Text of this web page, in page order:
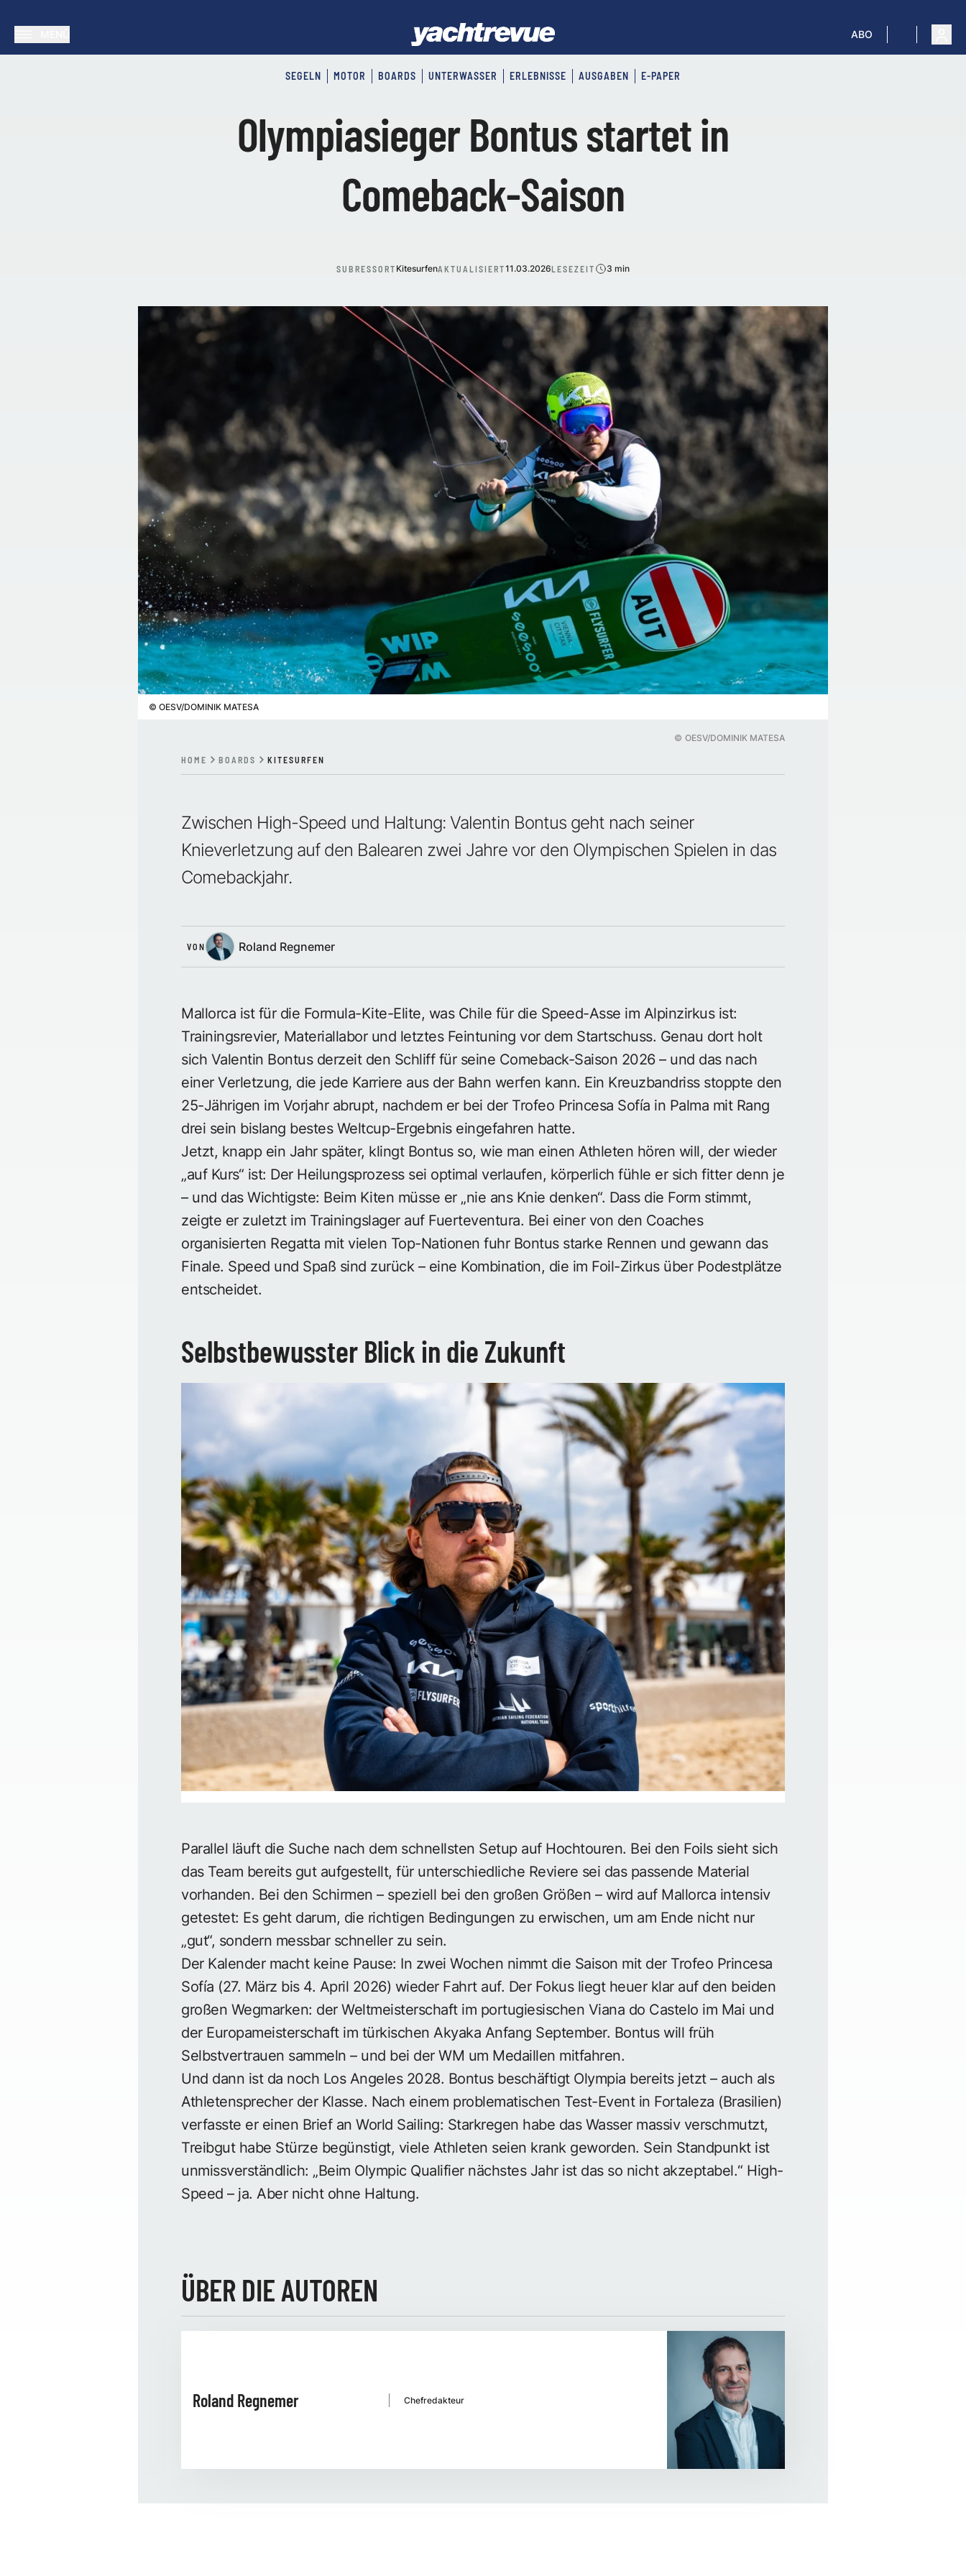
ABO
SEGELN MOTOR BOARDS UNTERWASSER ERLEBNISSE AUSGABEN E-PAPER
Olympiasieger Bontus startet in
Comeback-Saison
SUBRESSORT KitesurfenAKTUALISIERT11.03.2026LESEZEIT 3 min
© OESV/DOMINIK MATESA
© OESV/DOMINIK MATESA
HOME BOARDS KITESURFEN
Zwischen High-Speed und Haltung: Valentin Bontus geht nach seiner
Knieverletzung auf den Balearen zwei Jahre vor den Olympischen Spielen in das
Comebackjahr.
VON Roland Regnemer
Mallorca ist für die Formula-Kite-Elite, was Chile für die Speed-Asse im Alpinzirkus ist:
Trainingsrevier, Materiallabor und letztes Feintuning vor dem Startschuss. Genau dort holt
sich Valentin Bontus derzeit den Schliff für seine Comeback-Saison 2026 – und das nach
einer Verletzung, die jede Karriere aus der Bahn werfen kann. Ein Kreuzbandriss stoppte den
25-Jährigen im Vorjahr abrupt, nachdem er bei der Trofeo Princesa Sofía in Palma mit Rang
drei sein bislang bestes Weltcup-Ergebnis eingefahren hatte.
Jetzt, knapp ein Jahr später, klingt Bontus so, wie man einen Athleten hören will, der wieder
„auf Kurs“ ist: Der Heilungsprozess sei optimal verlaufen, körperlich fühle er sich fitter denn je
– und das Wichtigste: Beim Kiten müsse er „nie ans Knie denken“. Dass die Form stimmt,
zeigte er zuletzt im Trainingslager auf Fuerteventura. Bei einer von den Coaches
organisierten Regatta mit vielen Top-Nationen fuhr Bontus starke Rennen und gewann das
Finale. Speed und Spaß sind zurück – eine Kombination, die im Foil-Zirkus über Podestplätze
entscheidet.
Selbstbewusster Blick in die Zukunft
Parallel läuft die Suche nach dem schnellsten Setup auf Hochtouren. Bei den Foils sieht sich
das Team bereits gut aufgestellt, für unterschiedliche Reviere sei das passende Material
vorhanden. Bei den Schirmen – speziell bei den großen Größen – wird auf Mallorca intensiv
getestet: Es geht darum, die richtigen Bedingungen zu erwischen, um am Ende nicht nur
„gut“, sondern messbar schneller zu sein.
Der Kalender macht keine Pause: In zwei Wochen nimmt die Saison mit der Trofeo Princesa
Sofía (27. März bis 4. April 2026) wieder Fahrt auf. Der Fokus liegt heuer klar auf den beiden
großen Wegmarken: der Weltmeisterschaft im portugiesischen Viana do Castelo im Mai und
der Europameisterschaft im türkischen Akyaka Anfang September. Bontus will früh
Selbstvertrauen sammeln – und bei der WM um Medaillen mitfahren.
Und dann ist da noch Los Angeles 2028. Bontus beschäftigt Olympia bereits jetzt – auch als
Athletensprecher der Klasse. Nach einem problematischen Test-Event in Fortaleza (Brasilien)
verfasste er einen Brief an World Sailing: Starkregen habe das Wasser massiv verschmutzt,
Treibgut habe Stürze begünstigt, viele Athleten seien krank geworden. Sein Standpunkt ist
unmissverständlich: „Beim Olympic Qualifier nächstes Jahr ist das so nicht akzeptabel.“ High-
Speed – ja. Aber nicht ohne Haltung.
ÜBER DIE AUTOREN
Roland Regnemer Chefredakteur